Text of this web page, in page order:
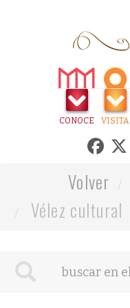
CONOCE VISITA
Volver
Vélez cultural